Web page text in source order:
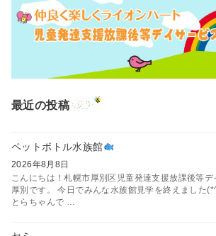
最近の投稿
ペットボトル水族館
2026年8月8日
こんにちは！札幌市厚別区児童発達支援放課後等
厚別です。 今日でみんな水族館見学を終えました
とらちゃんで …